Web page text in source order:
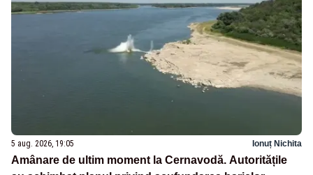
5 aug. 2026, 19:05 Ionuț Nichita
Amânare de ultim moment la Cernavodă. Autoritățile